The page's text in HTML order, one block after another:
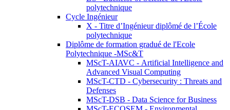
polytechnique
Cycle Ingénieur
X - Titre d’Ingénieur diplômé de l’École
polytechnique
Diplôme de formation gradué de l'Ecole
Polytechnique -MSc&T
MScT-AIAVC - Artificial Intelligence and
Advanced Visual Computing
MScT-CTD - Cybersecurity : Threats and
Defenses
MScT-DSB - Data Science for Business